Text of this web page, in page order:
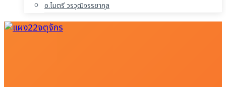
อ.ไมตรี วรวุฒิจรรยากุล